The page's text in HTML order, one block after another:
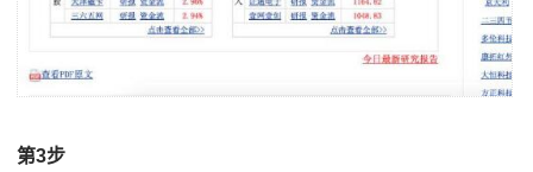
第3步